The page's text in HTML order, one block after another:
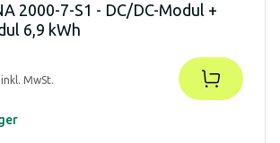
2000-7-S1 - DC/DC-Modul +
6,9 kWh
inkl. MwSt.